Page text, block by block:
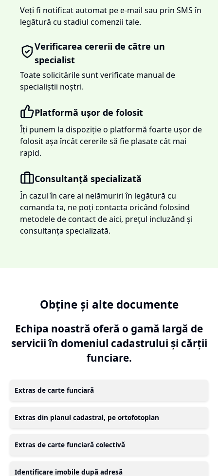
Veți fi notificat automat pe e-mail sau prin SMS în
legătură cu stadiul comenzii tale.
Verificarea cererii de către un
specialist
Toate solicitările sunt verificate manual de
specialiștii noștri.
Platformă ușor de folosit
Îți punem la dispoziție o platformă foarte ușor de
folosit așa încât cererile să fie plasate cât mai
rapid.
Consultanță specializată
În cazul în care ai nelămuriri în legătură cu
comanda ta, ne poți contacta oricând folosind
metodele de contact de aici, prețul incluzând și
consultanța specializată.
Obține și alte documente
Echipa noastră oferă o gamă largă de
servicii în domeniul cadastrului și cărții
funciare.
Extras de carte funciară
Extras din planul cadastral, pe ortofotoplan
Extras de carte funciară colectivă
Identificare imobile după adresă